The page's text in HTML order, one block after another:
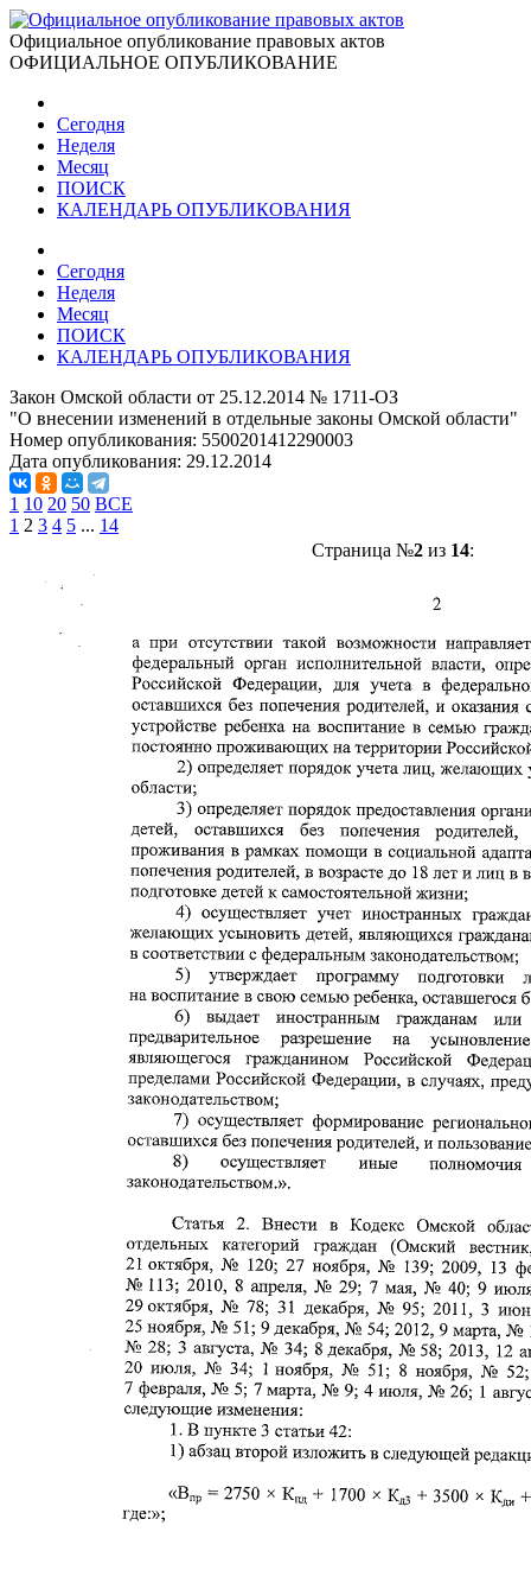
Официальное опубликование правовых актов
ОФИЦИАЛЬНОЕ ОПУБЛИКОВАНИЕ
Сегодня
Неделя
Месяц
ПОИСК
КАЛЕНДАРЬ ОПУБЛИКОВАНИЯ
Сегодня
Неделя
Месяц
ПОИСК
КАЛЕНДАРЬ ОПУБЛИКОВАНИЯ
Закон Омской области от 25.12.2014 № 1711-ОЗ
"О внесении изменений в отдельные законы Омской области"
Номер опубликования: 5500201412290003
Дата опубликования: 29.12.2014
1 10 20 50 ВСЕ
1 2 3 4 5 ... 14
Страница №2из 14: